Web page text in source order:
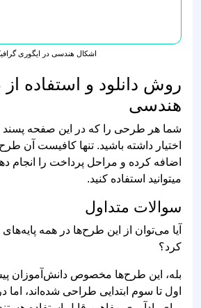
روش دانلود و استفاده
هندسی
شما هر طرحی را که در این صفحه پسند
اختیار داشته باشید. تنها کافیست آن
اضافه کرده و مراحل پرداخت را انجام
میتوانید استفاده کنید.
سوالات متداول
آیا می‌توان از این طرح‌ها در همه پایه‌های
کرد؟
بله، این طرح‌ها مخصوص دانش‌آموزان
اول تا سوم ابتدایی طراحی شده‌اند، اما در
برای یادآوری مفاهیم قابل استفاده هستند.